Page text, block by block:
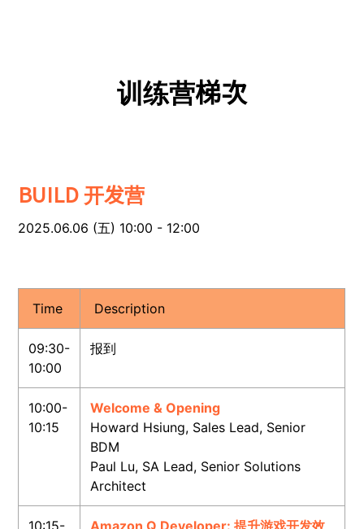
训练营梯次
BUILD 开发营
2025.06.06 (五) 10:00 - 12:00
Time Description
09:30-
10:00
报到
10:00-
10:15
Welcome & Opening
Howard Hsiung, Sales Lead, Senior
BDM
Paul Lu, SA Lead, Senior Solutions
Architect